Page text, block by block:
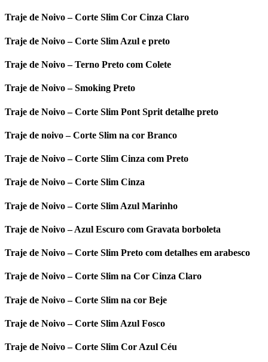
Traje de Noivo – Corte Slim Cor Cinza Claro
Traje de Noivo – Corte Slim Azul e preto
Traje de Noivo – Terno Preto com Colete
Traje de Noivo – Smoking Preto
Traje de Noivo – Corte Slim Pont Sprit detalhe preto
Traje de noivo – Corte Slim na cor Branco
Traje de Noivo – Corte Slim Cinza com Preto
Traje de Noivo – Corte Slim Cinza
Traje de Noivo – Corte Slim Azul Marinho
Traje de Noivo – Azul Escuro com Gravata borboleta
Traje de Noivo – Corte Slim Preto com detalhes em arabesco
Traje de Noivo – Corte Slim na Cor Cinza Claro
Traje de Noivo – Corte Slim na cor Beje
Traje de Noivo – Corte Slim Azul Fosco
Traje de Noivo – Corte Slim Cor Azul Céu